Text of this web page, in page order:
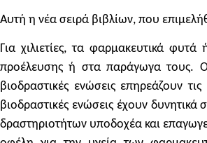
Αυτή η νέα σειρά βιβλίων, που
Για χιλιετίες, τα φαρμακευτικά
προέλευσης ή στα παράγωγα τους. Οι
βιοδραστικές ενώσεις επηρεάζουν
βιοδραστικές ενώσεις έχουν
δραστηριοτήτων υποδοχέα και